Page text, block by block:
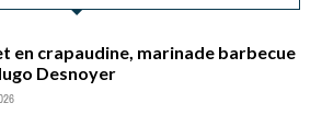
en crapaudine, marinade barbecue
Desnoyer